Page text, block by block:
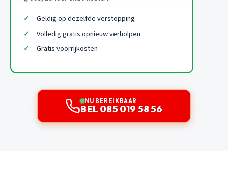
Geldig op dezelfde verstopping
Volledig gratis opnieuw verholpen
Gratis voorrijkosten
NU BEREIKBAAR
BEL 085 019 58 56